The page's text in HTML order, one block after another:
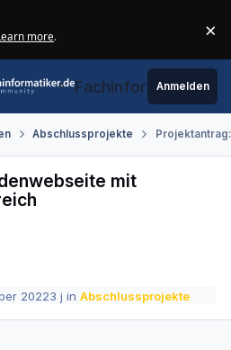
more. ×
Fachinformatiker.de
Anmelden
Abschlussprojekte
mit
20223 j inAbschlussprojekte